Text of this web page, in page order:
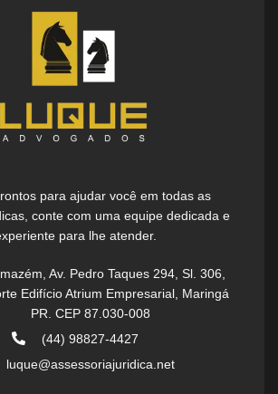
para ajudar você em todas as
conte com uma equipe dedicada e
para lhe atender.
Av. Pedro Taques 294, Sl. 306,
Edifício Atrium Empresarial, Maringá
PR. CEP 87.030-008
(44) 98827-4427
luque@assessoriajuridica.net